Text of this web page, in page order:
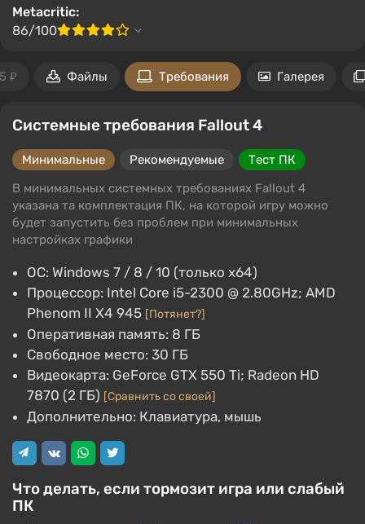
Metacritic:
86/100
₽ Файлы Требования Галерея
Системные требования Fallout 4
Минимальные Рекомендуемые
Тест ПК
В минимальных системных требованиях Fallout 4
указана та комплектация ПК, на которой игру можно
будет запустить без проблем при минимальных
настройках графики
ОС: Windows 7 / 8 / 10 (только x64)
Процессор: Intel Core i5-2300 @ 2.80GHz; AMD
Phenom II X4 945 [Потянет?]
Оперативная память: 8 ГБ
Свободное место: 30 ГБ
Видеокарта: GeForce GTX 550 Ti; Radeon HD
7870 (2 ГБ) [Сравнить со своей]
Дополнительно: Клавиатура, мышь
Что делать, если тормозит игра или слабый
ПК